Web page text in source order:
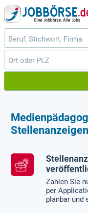
Zahlen Sie
per
planbar und